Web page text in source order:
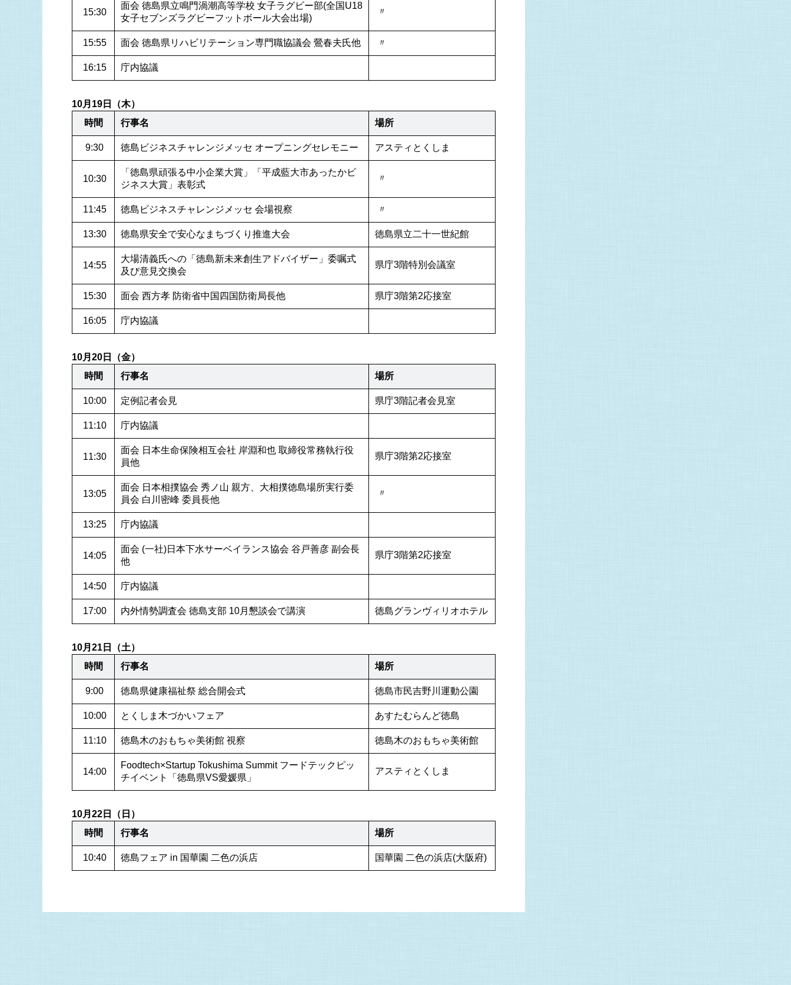
15:30
面会 徳島県立鳴門渦潮高等学校 女子ラグビー部(全国U18
女子セブンズラグビーフットボール大会出場)
〃
15:55 面会 徳島県リハビリテーション専門職協議会 鶯春夫氏他 〃
16:15 庁内協議
10月19日（木）
時間
行事名 場所
9:30 徳島ビジネスチャレンジメッセ オープニングセレモニー アスティとくしま
10:30
「徳島県頑張る中小企業大賞」「平成藍大市あったかビ
ジネス大賞」表彰式
〃
11:45 徳島ビジネスチャレンジメッセ 会場視察 〃
13:30 徳島県安全で安心なまちづくり推進大会 徳島県立二十一世紀館
14:55
大場清義氏への「徳島新未来創生アドバイザー」委嘱式
及び意見交換会
県庁3階特別会議室
15:30 面会 西方孝 防衛省中国四国防衛局長他 県庁3階第2応接室
16:05 庁内協議
10月20日（金）
時間
行事名 場所
10:00 定例記者会見 県庁3階記者会見室
11:10 庁内協議
11:30
面会 日本生命保険相互会社 岸淵和也 取締役常務執行役
員他
県庁3階第2応接室
13:05
面会 日本相撲協会 秀ノ山 親方、大相撲徳島場所実行委
員会 白川密峰 委員長他
〃
13:25 庁内協議
14:05
面会 (一社)日本下水サーベイランス協会 谷戸善彦 副会長
他
県庁3階第2応接室
14:50 庁内協議
17:00 内外情勢調査会 徳島支部 10月懇談会で講演 徳島グランヴィリオホテル
10月21日（土）
時間
行事名 場所
9:00 徳島県健康福祉祭 総合開会式 徳島市民吉野川運動公園
10:00 とくしま木づかいフェア あすたむらんど徳島
11:10 徳島木のおもちゃ美術館 視察 徳島木のおもちゃ美術館
14:00
Foodtech×Startup Tokushima Summit フードテックピッ
チイベント「徳島県VS愛媛県」
アスティとくしま
10月22日（日）
時間
行事名 場所
10:40 徳島フェア in 国華園 二色の浜店 国華園 二色の浜店(大阪府)